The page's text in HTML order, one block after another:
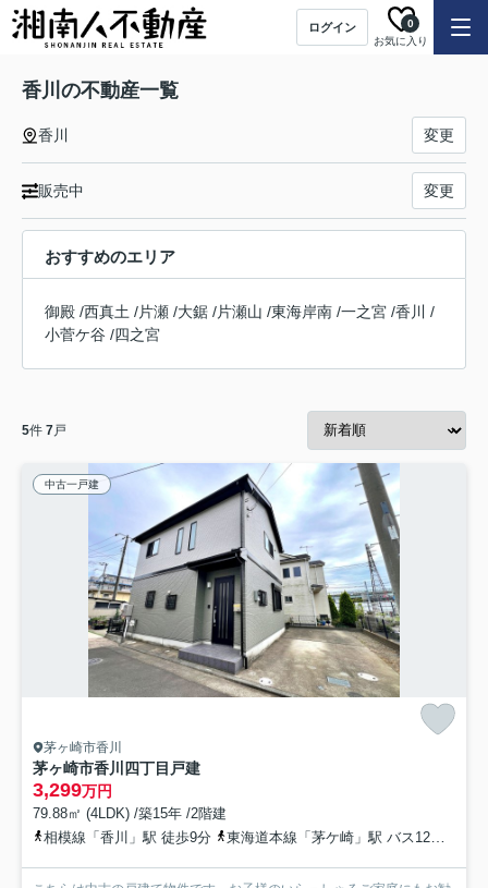
ログイン
お気に入り
0
香川の不動産一覧
香川 変更
販売中 変更
おすすめのエリア
御殿 /西真土 /片瀬 /大鋸 /片瀬山 /東海岸南 /一之宮 /香川
/
小菅ケ谷 /四之宮
5件 7戸
中古一戸建
茅ヶ崎市香川
茅ヶ崎市香川四丁目戸建
3,299万円
79.88㎡ (4LDK) /築15年 /2階建
相模線「香川」駅 徒歩9分
東海道本線「茅ケ崎」駅 バス12分 「変電所前」 停歩2分